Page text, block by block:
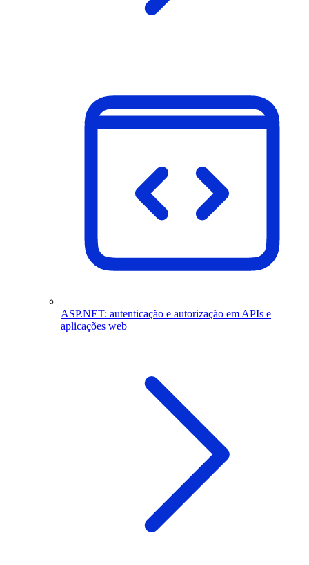
ASP.NET: autenticação e autorização em APIs e
aplicações web